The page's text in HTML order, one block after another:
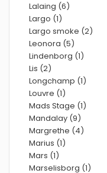
Lalaing (6)
Largo (1)
Largo smoke (2)
Leonora (5)
Lindenborg (1)
Lis (2)
Longchamp (1)
Louvre (1)
Mads Stage (1)
Mandalay (9)
Margrethe (4)
Marius (1)
Mars (1)
Marselisborg (1)